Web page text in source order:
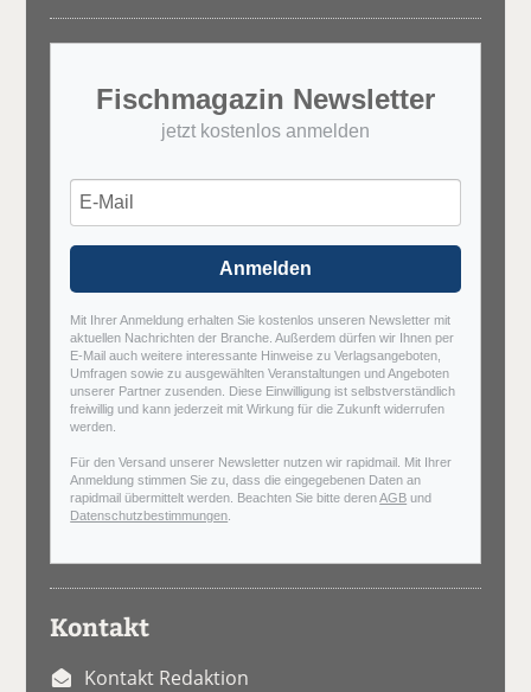
Fischmagazin Newsletter
jetzt kostenlos anmelden
Anmelden
Mit Ihrer Anmeldung erhalten Sie kostenlos unseren Newsletter mit
aktuellen Nachrichten der Branche. Außerdem dürfen wir Ihnen per
E-Mail auch weitere interessante Hinweise zu Verlagsangeboten,
Umfragen sowie zu ausgewählten Veranstaltungen und Angeboten
unserer Partner zusenden. Diese Einwilligung ist selbstverständlich
freiwillig und kann jederzeit mit Wirkung für die Zukunft widerrufen
werden.
Für den Versand unserer Newsletter nutzen wir rapidmail. Mit Ihrer
Anmeldung stimmen Sie zu, dass die eingegebenen Daten an
rapidmail übermittelt werden. Beachten Sie bitte derenAGB und
Datenschutzbestimmungen
Kontakt
Kontakt Redaktion